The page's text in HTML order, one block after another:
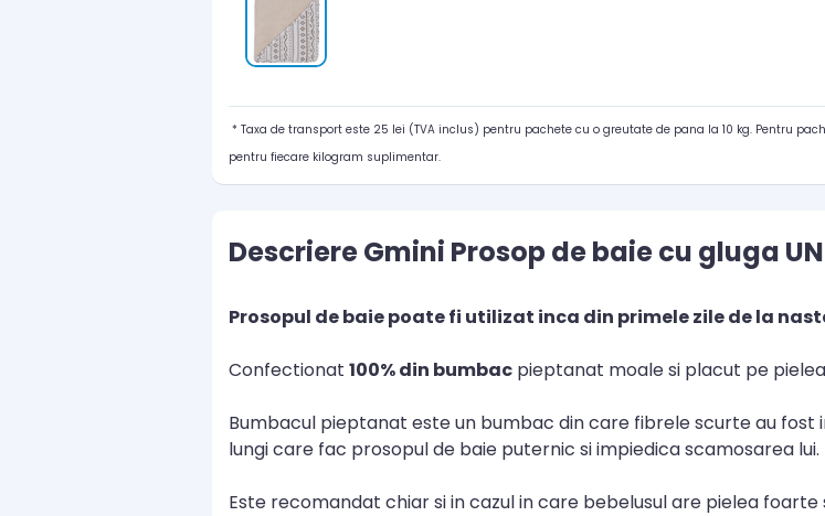
* Taxa de transport este 25 lei (TVA inclus) pentru pachete cu o greutate de pana la 10 kg. Pentru
pentru fiecare kilogram suplimentar.
Descriere Gmini Prosop de baie cu gluga
Prosopul de baie poate fi utilizat inca din primele zile de la
Confectionat 100% din bumbac pieptanat moale si placut pe
Bumbacul pieptanat este un bumbac din care fibrele scurte au
lungi care fac prosopul de baie puternic si impiedica scamosarea lui.
Este recomandat chiar si in cazul in care bebelusul are pielea foarte